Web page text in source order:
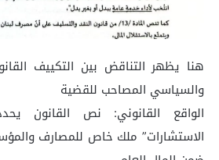
هنا يظهر التناقض بين التكييف
والسياسي المصاحب للقضية
الواقع القانوني: نص القانون
الاستشارات” ملك خاص للمصارف